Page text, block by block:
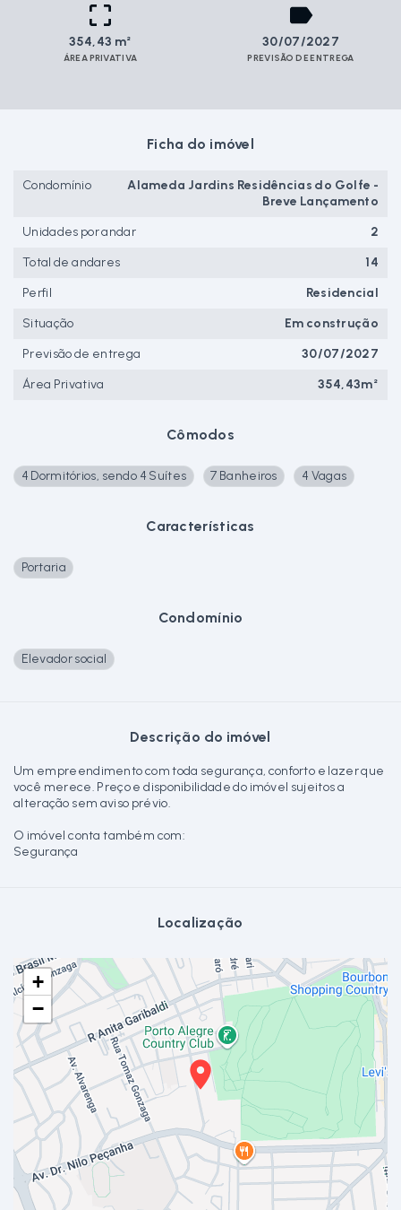
354,43 m²
ÁREA PRIVATIVA
30/07/2027
PREVISÃO DE ENTREGA
Cômodos
4 Dormitórios, sendo 4 Suítes 7 Banheiros 4 Vagas
Características
Portaria
Condomínio
Elevador social
Descrição do imóvel
Um empreendimento com toda segurança, conforto e lazer que
você merece. Preço e disponibilidade do imóvel sujeitos a
alteração sem aviso prévio.
O imóvel conta também com:
Segurança
Localização
+
−
Ficha do imóvel
Condomínio
Alameda Jardins Residências do Golfe -
Breve Lançamento
Unidades por andar
2
Total de andares
14
Perfil
Residencial
Situação
Em construção
Previsão de entrega
30/07/2027
Área Privativa
354,43m²